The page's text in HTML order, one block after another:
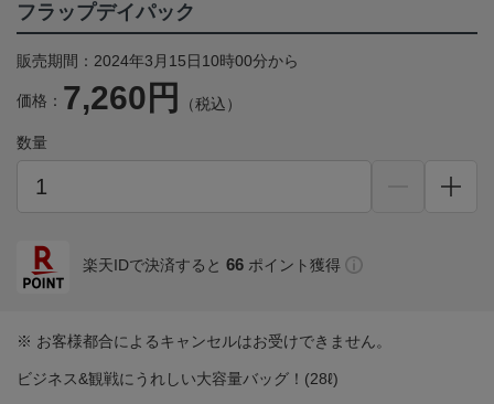
フラップデイパック
販売期間：2024年3月15日10時00分から
価格： 7,260円 （税込）
数量
楽天IDで決済すると 66 ポイント獲得
※ お客様都合によるキャンセルはお受けできません。
ビジネス&観戦にうれしい大容量バッグ！(28ℓ)